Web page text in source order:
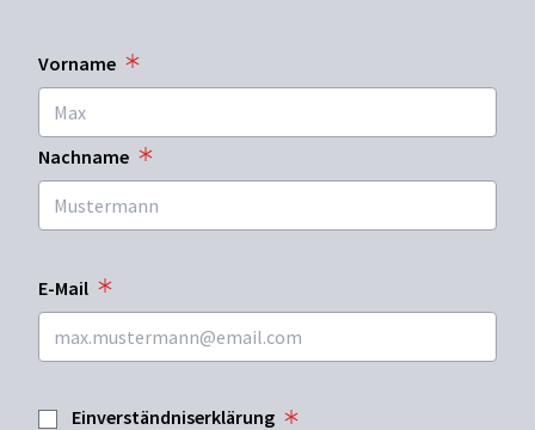
Vorname
Nachname
E-Mail
Einverständniserklärung